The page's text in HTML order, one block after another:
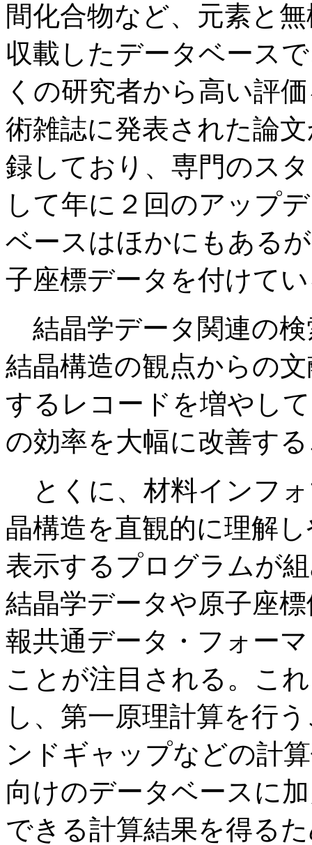
間化合物など、元素と
収載したデータベース
くの研究者から高い評
術雑誌に発表された論
録しており、専門のス
して年に２回のアップ
ベースはほかにもある
子座標データを付けて
結晶学データ関連の
結晶構造の観点からの
するレコードを増やし
の効率を大幅に改善す
とくに、材料インフ
晶構造を直観的に理解
表示するプログラムが
結晶学データや原子座
報共通データ・フォー
ことが注目される。こ
し、第一原理計算を行
ンドギャップなどの計
向けのデータベースに
できる計算結果を得る